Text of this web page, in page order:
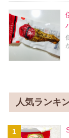
人気ランキ